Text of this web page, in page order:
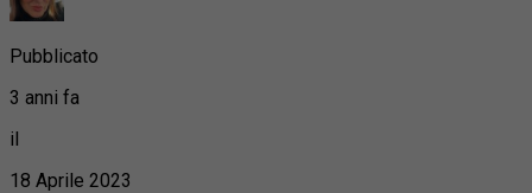
Pubblicato
3 anni fa
il
18 Aprile 2023